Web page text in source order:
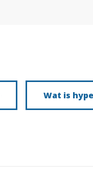
Wat is